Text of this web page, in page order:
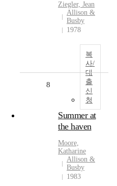
Ziegler, Jean
Allison &
Busby
1978
복
사/
대
출
신
청
8
Summer at
the haven
Moore,
Katharine
Allison &
Busby
1983